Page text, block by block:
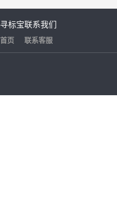
寻标宝
首页
联系我们
联系客服